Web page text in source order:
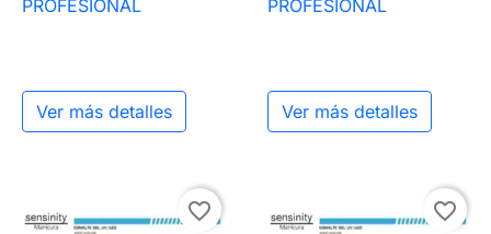
PROFESIONAL
Ver más detalles
PROFESIONAL
Ver más detalles
favorite_border favorite_border